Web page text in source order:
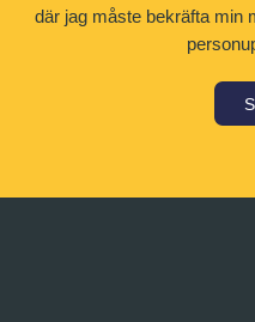
där jag måste bekräfta min